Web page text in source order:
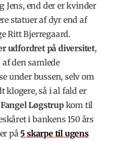
Jens, end der er kvinder
statuer af dyr end af
Ritt Bjerregaard.
udfordret på diversitet,
den samlede
under bussen, selv om
klogere, så i al fald er
Løgstrupkom til
i bankens 150 års
på5 skarpe til ugens